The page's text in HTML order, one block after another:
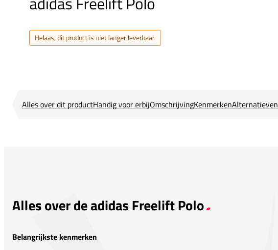
Helaas, dit product is niet langer leverbaar.
Alles over dit productHandig voor erbijOmschrijvingKenmerkenAlternatieven
Alles over de adidas Freelift Polo
Belangrijkste kenmerken